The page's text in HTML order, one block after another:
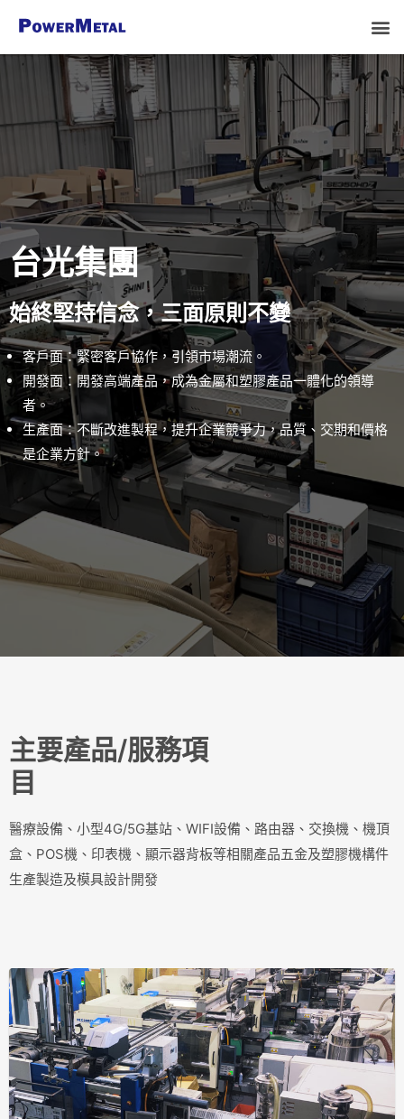
台光集團
始終堅持信念，三面原則不變
客戶面：緊密客戶協作，引領市場潮流。
開發面：開發高端產品，成為金屬和塑膠產品一體化的領導
者。
生產面：不斷改進製程，提升企業競爭力，品質、交期和價格
是企業方針。
主要產品/服務項
目
醫療設備、小型4G/5G基站、WIFI設備、路由器、交換機、機頂
盒、POS機、印表機、顯示器背板等相關產品五金及塑膠機構件
生產製造及模具設計開發